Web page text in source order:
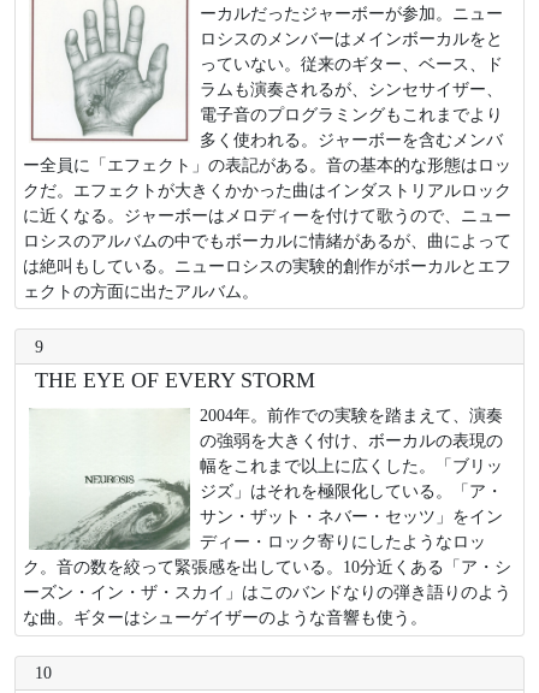
ーカルだったジャーボーが参加。ニュー
ロシスのメンバーはメインボーカルをと
っていない。従来のギター、ベース、ド
ラムも演奏されるが、シンセサイザー、
電子音のプログラミングもこれまでより
多く使われる。ジャーボーを含むメンバ
ー全員に「エフェクト」の表記がある。音の基本的な形態はロッ
クだ。エフェクトが大きくかかった曲はインダストリアルロック
に近くなる。ジャーボーはメロディーを付けて歌うので、ニュー
ロシスのアルバムの中でもボーカルに情緒があるが、曲によって
は絶叫もしている。ニューロシスの実験的創作がボーカルとエフ
ェクトの方面に出たアルバム。
9
THE EYE OF EVERY STORM
2004年。前作での実験を踏まえて、演奏
の強弱を大きく付け、ボーカルの表現の
幅をこれまで以上に広くした。「ブリッ
ジズ」はそれを極限化している。「ア・
サン・ザット・ネバー・セッツ」をイン
ディー・ロック寄りにしたようなロッ
ク。音の数を絞って緊張感を出している。10分近くある「ア・シ
ーズン・イン・ザ・スカイ」はこのバンドなりの弾き語りのよう
な曲。ギターはシューゲイザーのような音響も使う。
10